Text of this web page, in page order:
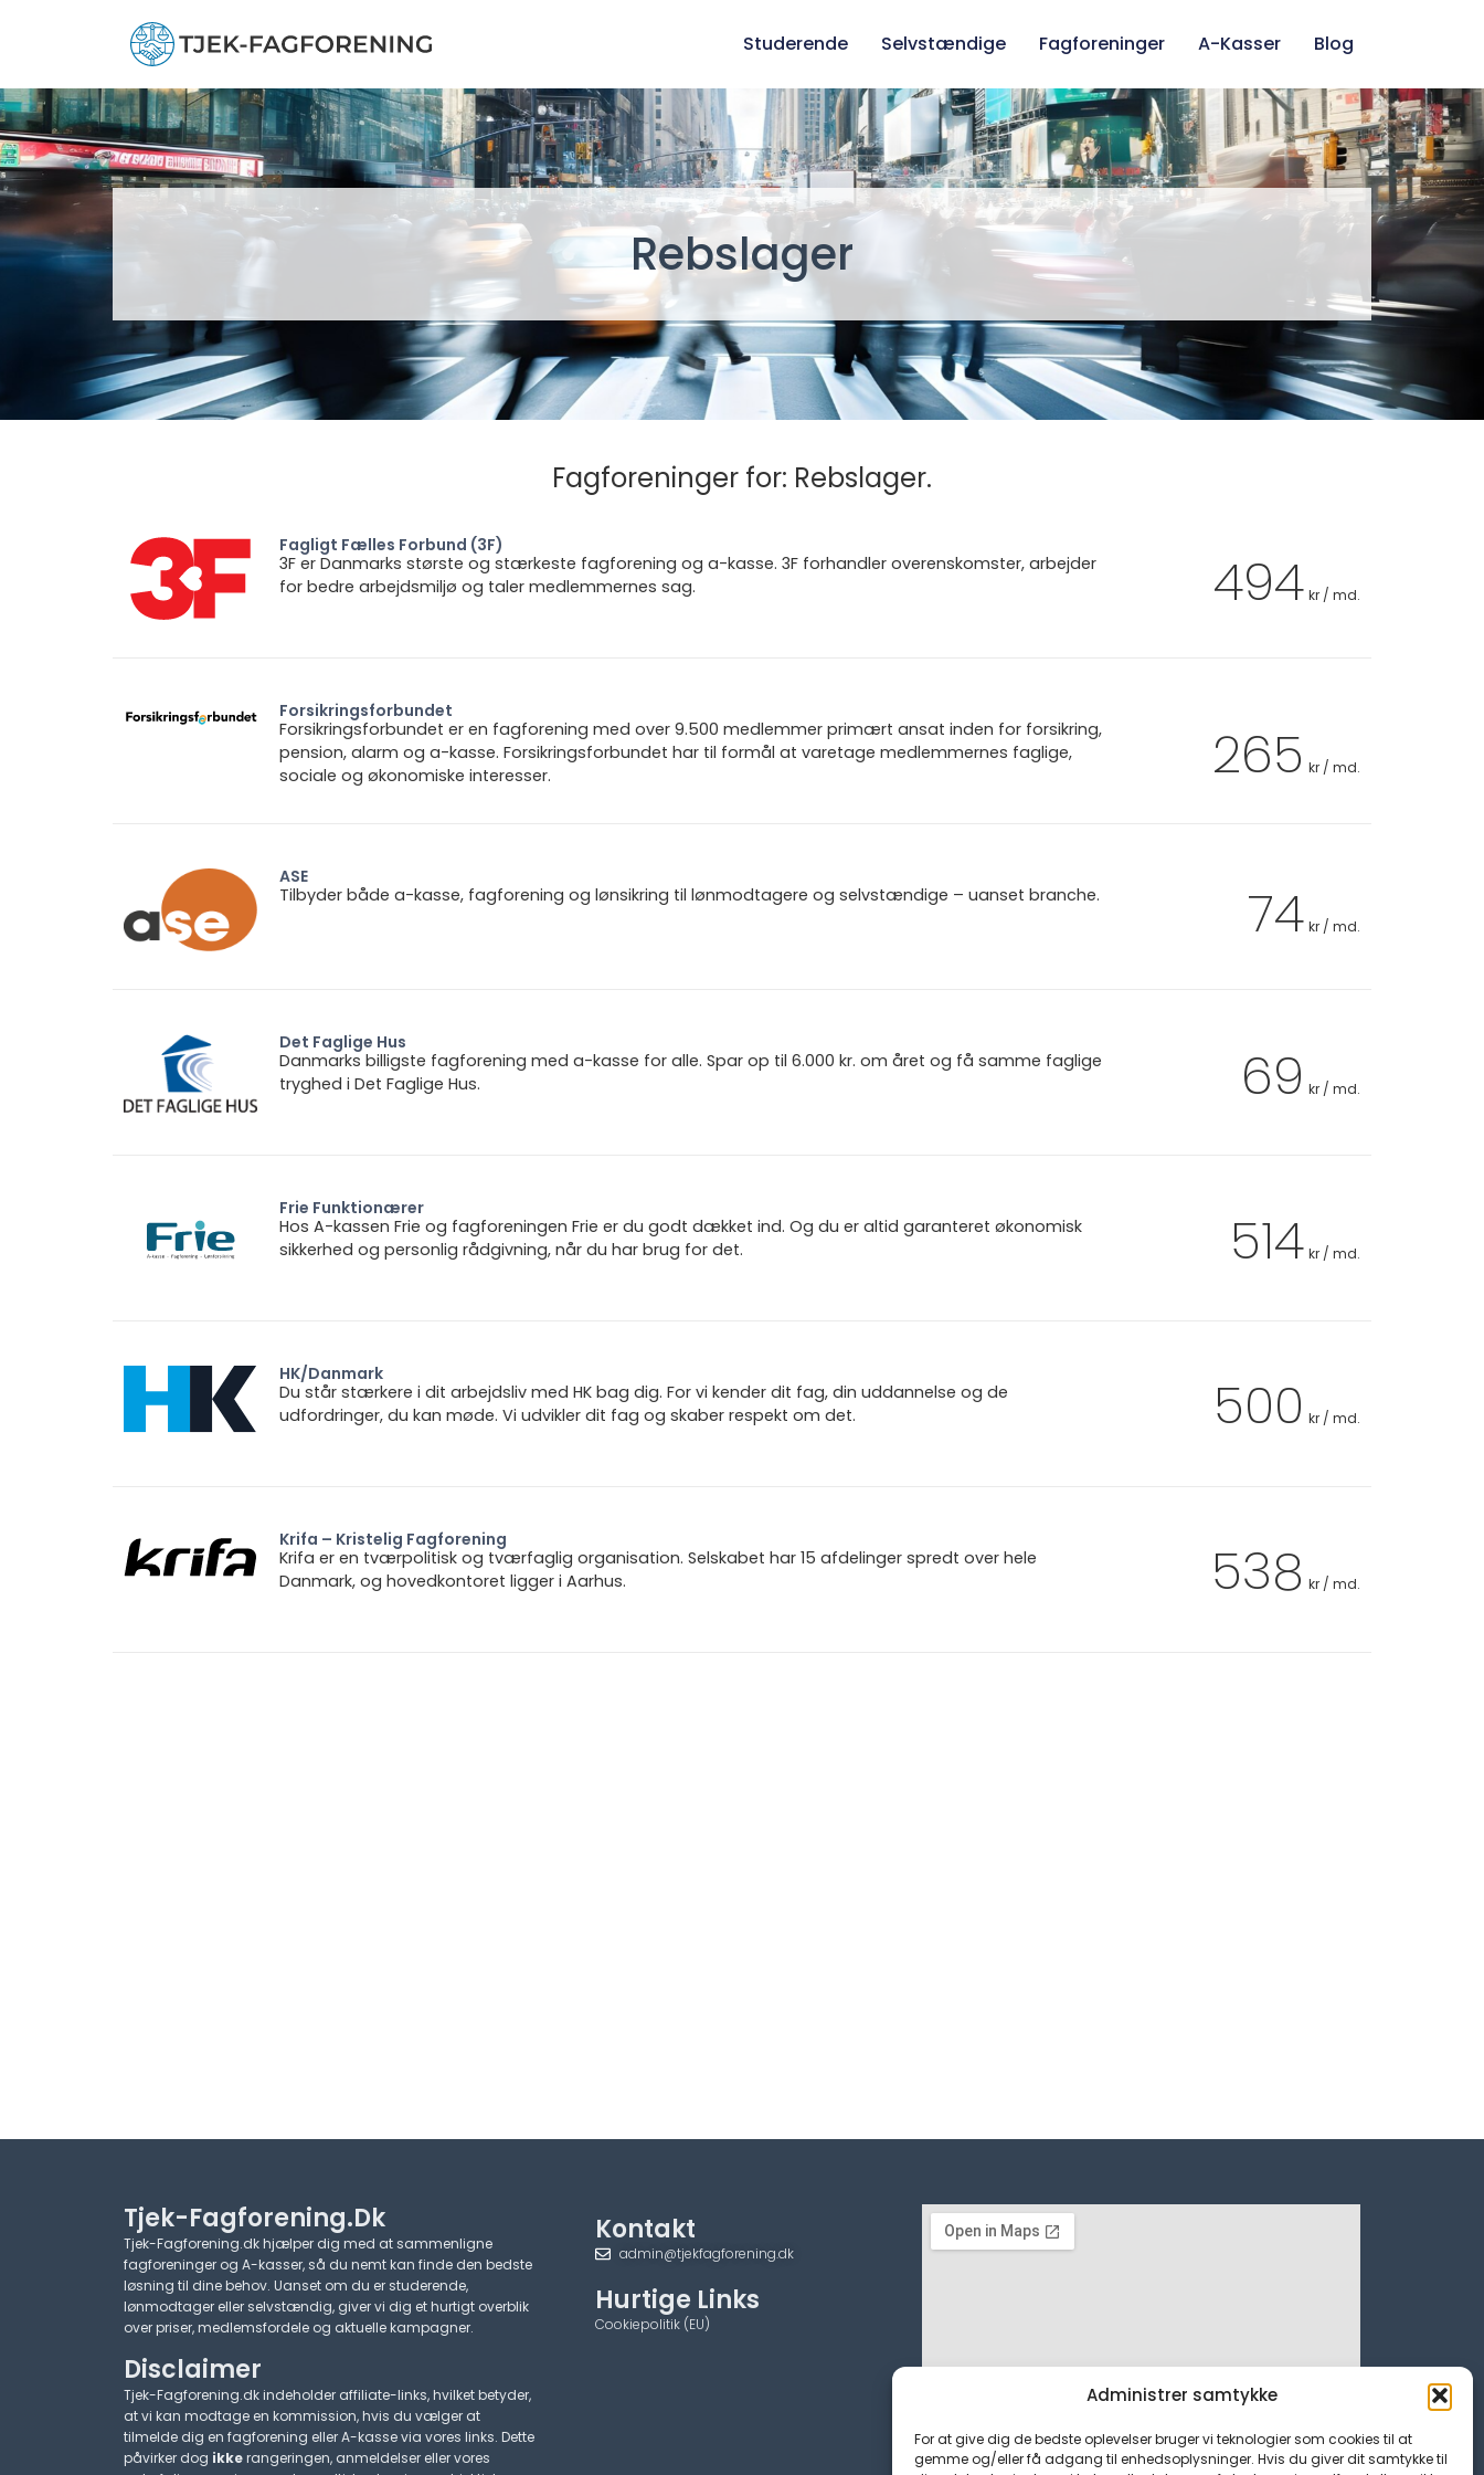
Administrer samtykke
For at give dig de bedste oplevelser bruger vi teknologier som cookies til at
gemme og/eller få adgang til enhedsoplysninger. Hvis du giver dit samtykke til
Studerende Selvstændige Fagforeninger A-Kasser Blog
Rebslager
Fagforeninger for: Rebslager.
Fagligt Fælles Forbund (3F)
3F er Danmarks største og stærkeste fagforening og a-kasse. 3F forhandler overenskomster, arbejder
for bedre arbejdsmiljø og taler medlemmernes sag.
494 kr / md.
Forsikringsforbundet
Forsikringsforbundet er en fagforening med over 9.500 medlemmer primært ansat inden for forsikring,
pension, alarm og a-kasse. Forsikringsforbundet har til formål at varetage medlemmernes faglige,
sociale og økonomiske interesser.
265 kr / md.
ASE
Tilbyder både a-kasse, fagforening og lønsikring til lønmodtagere og selvstændige – uanset branche.
74 kr / md.
Det Faglige Hus
Danmarks billigste fagforening med a-kasse for alle. Spar op til 6.000 kr. om året og få samme faglige
tryghed i Det Faglige Hus.
69 kr / md.
Frie Funktionærer
Hos A-kassen Frie og fagforeningen Frie er du godt dækket ind. Og du er altid garanteret økonomisk
sikkerhed og personlig rådgivning, når du har brug for det.
514 kr / md.
HK/Danmark
Du står stærkere i dit arbejdsliv med HK bag dig. For vi kender dit fag, din uddannelse og de
udfordringer, du kan møde. Vi udvikler dit fag og skaber respekt om det.
500 kr / md.
Krifa – Kristelig Fagforening
Krifa er en tværpolitisk og tværfaglig organisation. Selskabet har 15 afdelinger spredt over hele
Danmark, og hovedkontoret ligger i Aarhus.
538 kr / md.
Tjek-Fagforening.dk
Tjek-Fagforening.dk hjælper dig med at sammenligne
fagforeninger og A-kasser, så du nemt kan finde den bedste
løsning til dine behov. Uanset om du er studerende,
lønmodtager eller selvstændig, giver vi dig et hurtigt overblik
over priser, medlemsfordele og aktuelle kampagner.​
Disclaimer
Tjek-Fagforening.dk indeholder affiliate-links, hvilket betyder,
at vi kan modtage en kommission, hvis du vælger at
tilmelde dig en fagforening eller A-kasse via vores links. Dette
påvirker dog ikkerangeringen, anmeldelser eller vores
Kontakt
admin@tjekfagforening.dk
Hurtige Links
Cookiepolitik (EU)